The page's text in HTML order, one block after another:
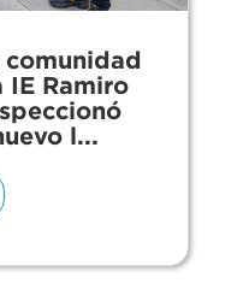
IE Ramiro
l...